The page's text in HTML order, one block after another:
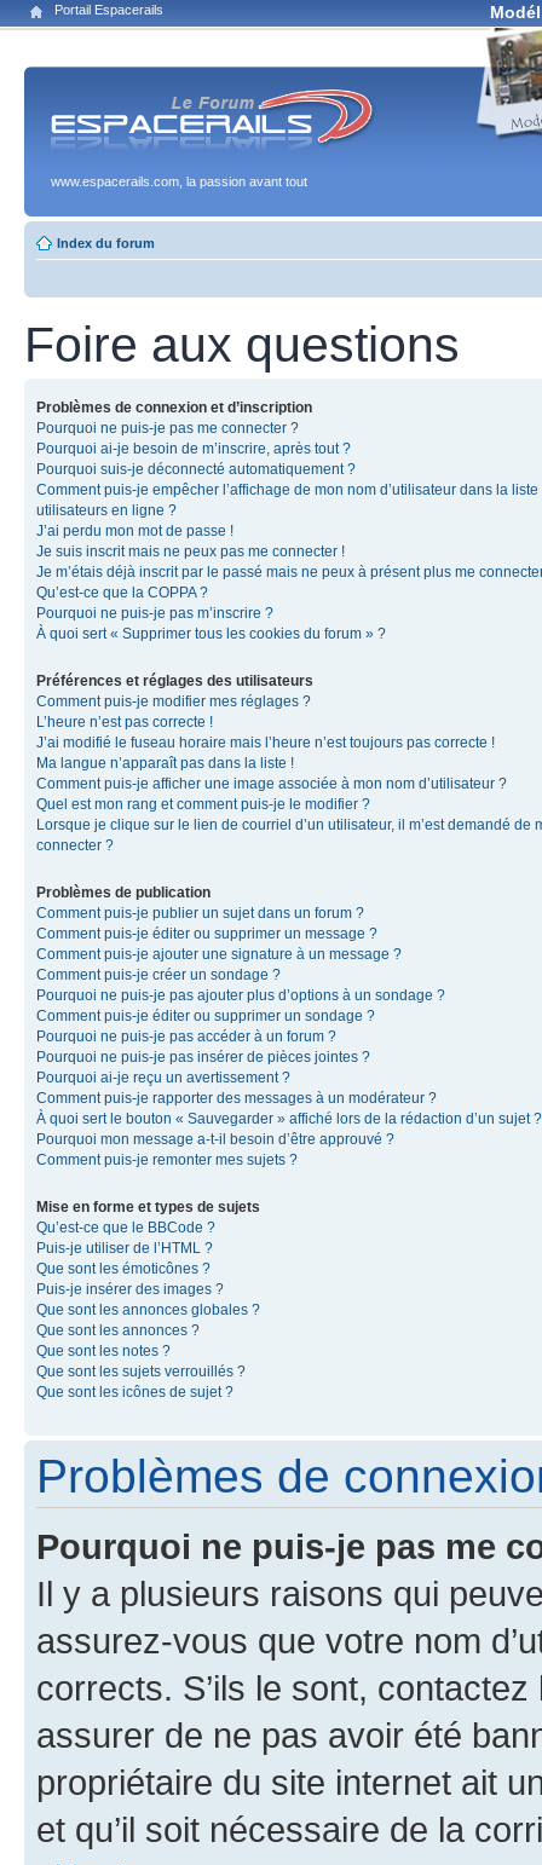
Portail Espacerails
www.espacerails.com, la passion avant tout
Index du forum
Foire aux questions
Problèmes de connexion et d’inscription
Pourquoi ne puis-je pas me connecter ?
Pourquoi ai-je besoin de m’inscrire, après tout ?
Pourquoi suis-je déconnecté automatiquement ?
Comment puis-je empêcher l’affichage de mon nom d’utilisateur dans la liste
utilisateurs en ligne ?
J’ai perdu mon mot de passe !
Je suis inscrit mais ne peux pas me connecter !
Je m’étais déjà inscrit par le passé mais ne peux à présent plus me
Qu’est-ce que la COPPA ?
Pourquoi ne puis-je pas m’inscrire ?
À quoi sert « Supprimer tous les cookies du forum » ?
Préférences et réglages des utilisateurs
Comment puis-je modifier mes réglages ?
L’heure n’est pas correcte !
J’ai modifié le fuseau horaire mais l’heure n’est toujours pas correcte !
Ma langue n’apparaît pas dans la liste !
Comment puis-je afficher une image associée à mon nom d’utilisateur ?
Quel est mon rang et comment puis-je le modifier ?
Lorsque je clique sur le lien de courriel d’un utilisateur, il m’est demandé de
connecter ?
Problèmes de publication
Comment puis-je publier un sujet dans un forum ?
Comment puis-je éditer ou supprimer un message ?
Comment puis-je ajouter une signature à un message ?
Comment puis-je créer un sondage ?
Pourquoi ne puis-je pas ajouter plus d’options à un sondage ?
Comment puis-je éditer ou supprimer un sondage ?
Pourquoi ne puis-je pas accéder à un forum ?
Pourquoi ne puis-je pas insérer de pièces jointes ?
Pourquoi ai-je reçu un avertissement ?
Comment puis-je rapporter des messages à un modérateur ?
À quoi sert le bouton « Sauvegarder » affiché lors de la rédaction d’un sujet ?
Pourquoi mon message a-t-il besoin d’être approuvé ?
Comment puis-je remonter mes sujets ?
Mise en forme et types de sujets
Qu’est-ce que le BBCode ?
Puis-je utiliser de l’HTML ?
Que sont les émoticônes ?
Puis-je insérer des images ?
Que sont les annonces globales ?
Que sont les annonces ?
Que sont les notes ?
Que sont les sujets verrouillés ?
Que sont les icônes de sujet ?
Problèmes de
Pourquoi ne puis-je pas me
Il y a plusieurs raisons qui
assurez-vous que votre nom
corrects. S’ils le sont,
assurer de ne pas avoir été
propriétaire du site internet ait
et qu’il soit nécessaire de la